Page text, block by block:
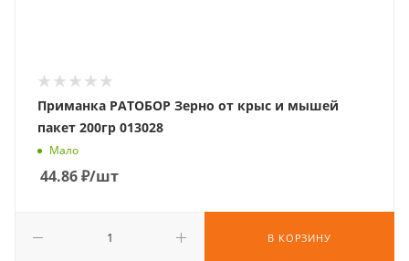
Приманка РАТОБОР Зерно от крыс и мышей
пакет 200гр 013028
Мало
44.86₽/шт
В КОРЗИНУ